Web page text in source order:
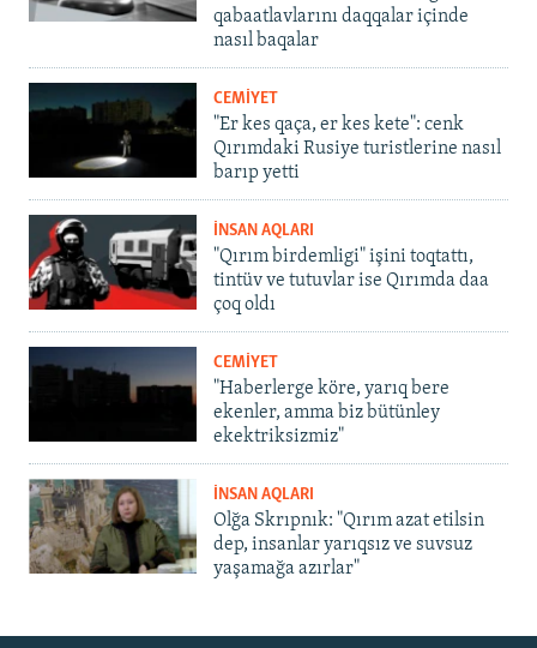
qabaatlavlarını daqqalar içinde
nasıl baqalar
CEMİYET
"Er kes qaça, er kes kete": cenk
Qırımdaki Rusiye turistlerine nasıl
barıp yetti
İNSAN AQLARI
"Qırım birdemligi" işini toqtattı,
tintüv ve tutuvlar ise Qırımda daa
çoq oldı
CEMİYET
"Haberlerge köre, yarıq bere
ekenler, amma biz bütünley
ekektriksizmiz"
İNSAN AQLARI
Olğa Skrıpnık: "Qırım azat etilsin
dep, insanlar yarıqsız ve suvsuz
yaşamağa azırlar"